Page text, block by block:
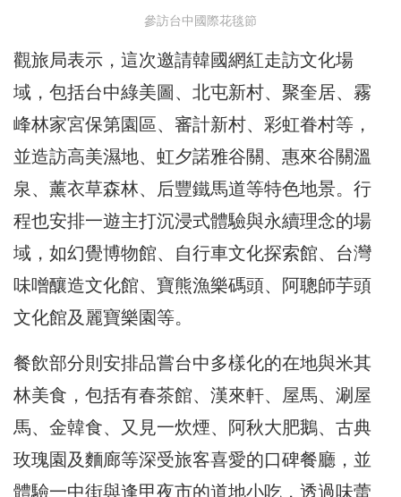
參訪台中國際花毯節
觀旅局表示，這次邀請韓國網紅走訪文化場
域，包括台中綠美圖、北屯新村、聚奎居、霧
峰林家宮保第園區、審計新村、彩虹眷村等，
並造訪高美濕地、虹夕諾雅谷關、惠來谷關溫
泉、薰衣草森林、后豐鐵馬道等特色地景。行
程也安排一遊主打沉浸式體驗與永續理念的場
域，如幻覺博物館、自行車文化探索館、台灣
味噌釀造文化館、寶熊漁樂碼頭、阿聰師芋頭
文化館及麗寶樂園等。
餐飲部分則安排品嘗台中多樣化的在地與米其
林美食，包括有春茶館、漢來軒、屋馬、涮屋
馬、金韓食、又見一炊煙、阿秋大肥鵝、古典
玫瑰園及麵廊等深受旅客喜愛的口碑餐廳，並
體驗一中街與逢甲夜市的道地小吃，透過味蕾